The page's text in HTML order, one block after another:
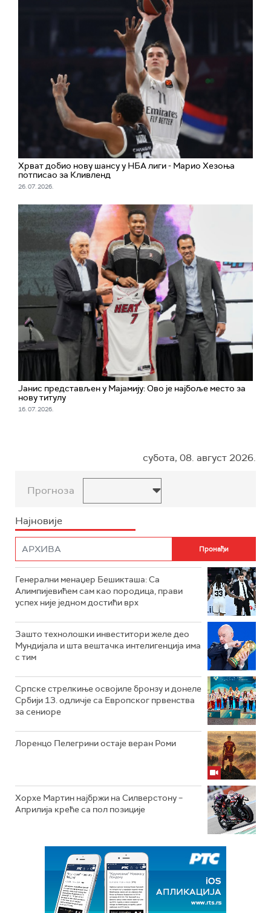
Хрват добио нову шансу у НБА лиги - Марио Хезоња
потписао за Кливленд
26. 07. 2026.
Јанис представљен у Мајамију: Ово је најбоље место за
нову титулу
16. 07. 2026.
субота, 08. август 2026.
Прогноза
Најновије
Генерални менаџер Бешикташа: Са
Алимпијевићем сам као породица, прави
успех није једном достићи врх
Зашто технолошки инвеститори желе део
Мундијала и шта вештачка интелигенција има
с тим
Српске стрелкиње освојиле бронзу и донеле
Србији 13. одличје са Европског првенства
за сениоре
Лоренцо Пелегрини остаје веран Роми
Хорхе Мартин најбржи на Силверстону –
Априлија креће са пол позиције